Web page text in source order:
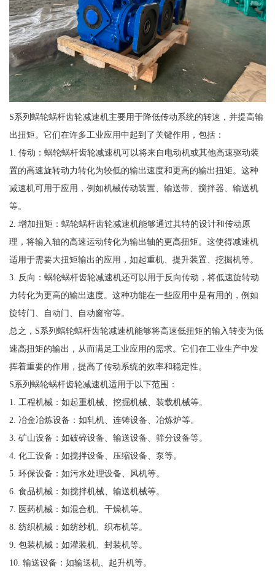
S系列蜗轮蜗杆齿轮减速机主要用于降低传动系统的转速，并提高输
出扭矩。它们在许多工业应用中起到了关键作用，包括：
1. 传动：蜗轮蜗杆齿轮减速机可以将来自电动机或其他高速驱动装
置的高速旋转动力转化为较低的输出速度和更高的输出扭矩。这种
减速机可用于应用，例如机械传动装置、输送带、搅拌器、输送机
等。
2. 增加扭矩：蜗轮蜗杆齿轮减速机能够通过其特的设计和传动原
理，将输入轴的高速运动转化为输出轴的更高扭矩。这使得减速机
适用于需要大扭矩输出的应用，如起重机、提升装置、挖掘机等。
3. 反向：蜗轮蜗杆齿轮减速机还可以用于反向传动，将低速旋转动
力转化为更高的输出速度。这种功能在一些应用中是有用的，例如
旋转门、自动门、自动窗帘等。
总之，S系列蜗轮蜗杆齿轮减速机能够将高速低扭矩的输入转变为低
速高扭矩的输出，从而满足工业应用的需求。它们在工业生产中发
挥着重要的作用，提高了传动系统的效率和稳定性。
S系列蜗轮蜗杆齿轮减速机适用于以下范围：
1. 工程机械：如起重机械、挖掘机械、装载机械等。
2. 冶金冶炼设备：如轧机、连铸设备、冶炼炉等。
3. 矿山设备：如破碎设备、输送设备、筛分设备等。
4. 化工设备：如搅拌设备、压缩设备、泵等。
5. 环保设备：如污水处理设备、风机等。
6. 食品机械：如搅拌机械、输送机械等。
7. 医药机械：如混合机、干燥机等。
8. 纺织机械：如纺纱机、织布机等。
9. 包装机械：如灌装机、封装机等。
10. 输送设备：如输送机、起升机等。